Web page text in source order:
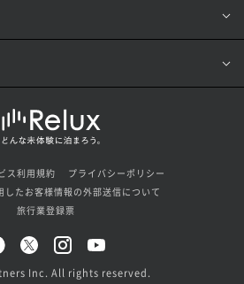
ス利用規約
プライバシーポリシー
たお客様情報の外部送信について
旅行業登録票
Inc. All rights reserved.